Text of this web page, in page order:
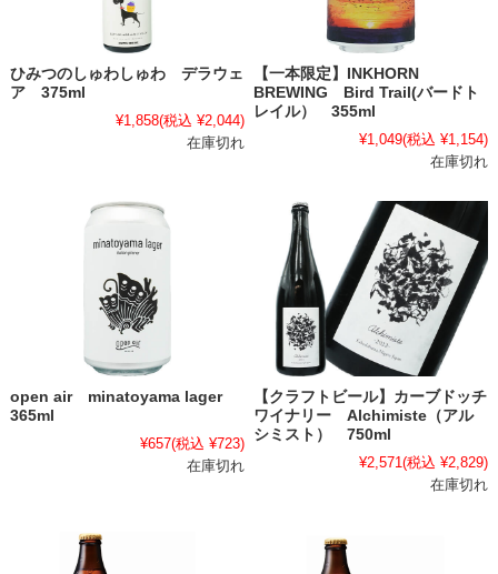
ひみつのしゅわしゅわ デラウェ
ア 375ml
¥1,858(税込 ¥2,044)
在庫切れ
【一本限定】INKHORN
BREWING Bird Trail(バードト
レイル） 355ml
¥1,049(税込 ¥1,154)
在庫切れ
open air minatoyama lager
365ml
¥657(税込 ¥723)
在庫切れ
【クラフトビール】カーブドッチ
ワイナリー Alchimiste（アル
シミスト） 750ml
¥2,571(税込 ¥2,829)
在庫切れ